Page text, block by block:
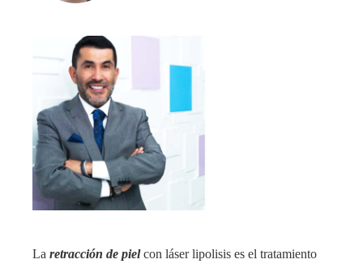
La retracción de pielcon láser lipolisis es el tratamiento